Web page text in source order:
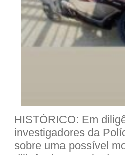
HISTÓRICO: Em
investigadores da
sobre uma possível